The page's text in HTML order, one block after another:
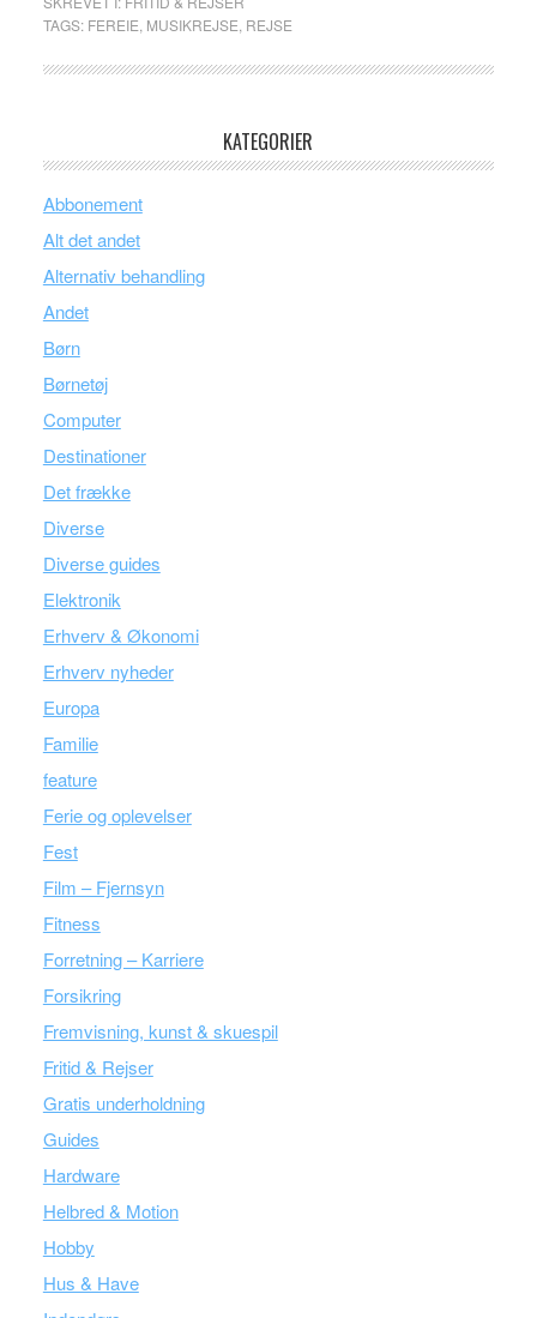
TAGS: FEREIE MUSIKREJSE REJSE
KATEGORIER
Abbonement
Alt det andet
Alternativ behandling
Andet
Børn
Børnetøj
Computer
Destinationer
Det frække
Diverse
Diverse guides
Elektronik
Erhverv & Økonomi
Erhverv nyheder
Europa
Familie
feature
Ferie og oplevelser
Fest
Film – Fjernsyn
Fitness
Forretning – Karriere
Forsikring
Fremvisning, kunst & skuespil
Fritid & Rejser
Gratis underholdning
Guides
Hardware
Helbred & Motion
Hobby
Hus & Have